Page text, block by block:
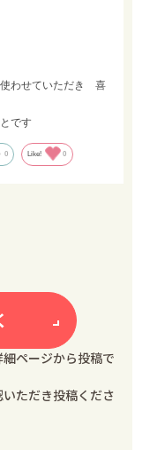
わせていただき 喜
です
0 Like! 0
ページから投稿で
ただき投稿くださ